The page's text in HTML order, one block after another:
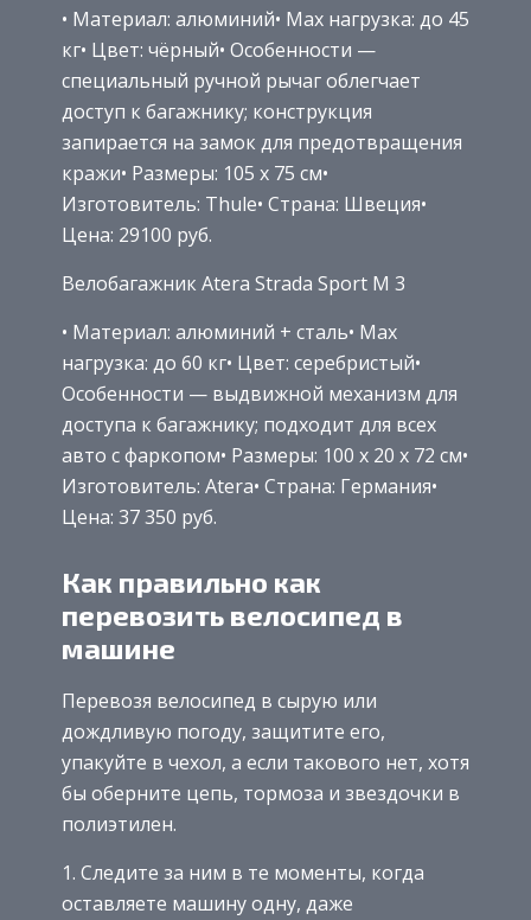
• Материал: алюминий• Max нагрузка: до 45
кг• Цвет: чёрный• Особенности —
специальный ручной рычаг облегчает
доступ к багажнику; конструкция
запирается на замок для предотвращения
кражи• Размеры: 105 х 75 см•
Изготовитель: Thule• Страна: Швеция•
Цена: 29100 руб.
Велобагажник Atera Strada Sport M 3
• Материал: алюминий + сталь• Max
нагрузка: до 60 кг• Цвет: серебристый•
Особенности — выдвижной механизм для
доступа к багажнику; подходит для всех
авто с фаркопом• Размеры: 100 x 20 x 72 см•
Изготовитель: Atera• Страна: Германия•
Цена: 37 350 руб.
Как правильно как
перевозить велосипед в
машине
Перевозя велосипед в сырую или
дождливую погоду, защитите его,
упакуйте в чехол, а если такового нет, хотя
бы оберните цепь, тормоза и звездочки в
полиэтилен.
Следите за ним в те моменты, когда
оставляете машину одну, даже